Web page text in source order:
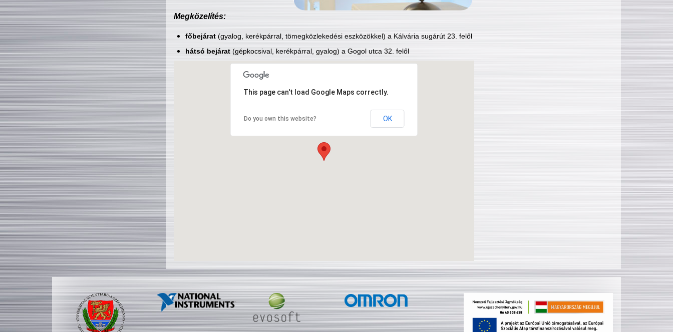
Megközelítés:
főbejárat(gyalog, kerékpárral, tömegközlekedési eszközökkel) a Kálvária sugárút 23. felől
hátsó bejárat(gépkocsival, kerékpárral, gyalog) a Gogol utca 32. felől
This page can't load Google Maps correctly.
Do you own this website? OK